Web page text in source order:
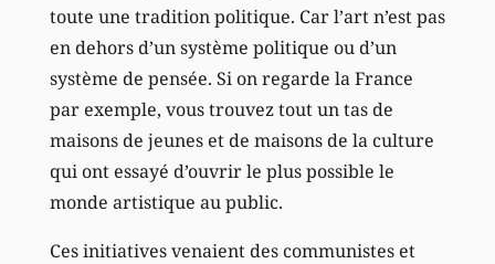
toute une tradition politique. Car l’art n’est pas
en dehors d’un système politique ou d’un
système de pensée. Si on regarde la France
par exemple, vous trouvez tout un tas de
maisons de jeunes et de maisons de la culture
qui ont essayé d’ouvrir le plus possible le
monde artistique au public.
Ces initiatives venaient des communistes et